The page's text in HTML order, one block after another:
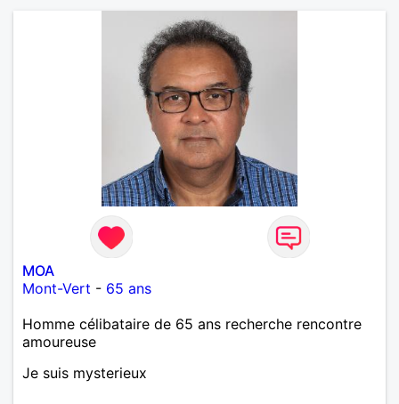
temps de discuter… et laissons l’avenir nous guider
MOA
Mont-Vert - 65 ans
Homme célibataire de 65 ans recherche rencontre
amoureuse
Je suis mysterieux